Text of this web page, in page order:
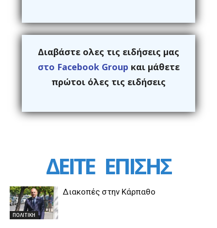
Διαβάστε ολες τις ειδήσεις μας
στο Facebook Group και μάθετε
πρώτοι όλες τις ειδήσεις
ΔΕΙΤΕ ΕΠΙΣΗΣ
ΠΟΛΙΤΙΚΗ
Διακοπές στην Κάρπαθο